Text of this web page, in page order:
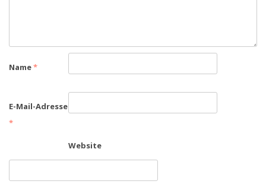
Name*
E-Mail-Adresse
*
Website